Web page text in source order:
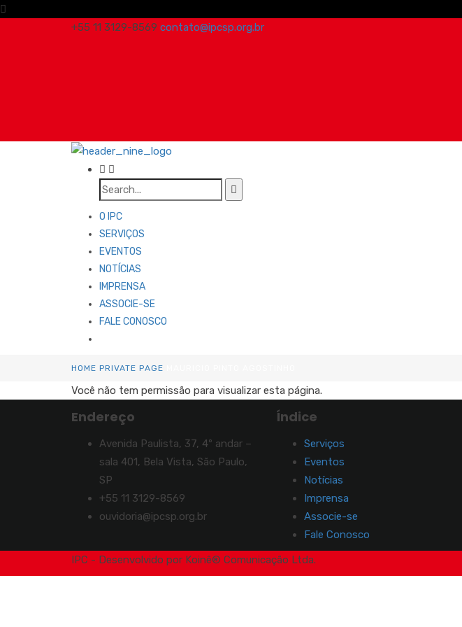
+55 11 3129-8569 contato@ipcsp.org.br
O IPC
SERVIÇOS
EVENTOS
NOTÍCIAS
IMPRENSA
ASSOCIE-SE
FALE CONOSCO
HOME PRIVATE PAGE
Você não tem permissão para visualizar esta página.
Endereço
Avenida Paulista, 37, 4º andar –
sala 401, Bela Vista, São Paulo,
SP
+55 11 3129-8569
ouvidoria@ipcsp.org.br
Índice
Serviços
Eventos
Notícias
Imprensa
Associe-se
Fale Conosco
IPC - Desenvolvido por Koinê®️ Comunicação Ltda.